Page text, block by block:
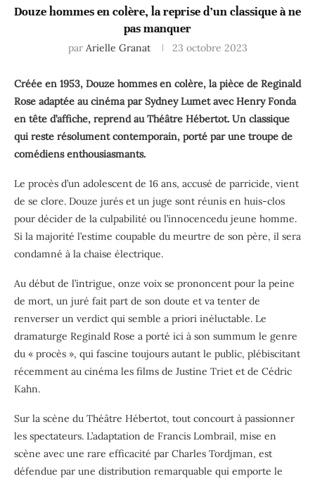
Douze hommes en colère, la reprise d’un classique à ne
pas manquer
par Arielle Granat 23 octobre 2023
Créée en 1953, Douze hommes en colère, la pièce de Reginald
Rose adaptée au cinéma par Sydney Lumet avec Henry Fonda
en tête d’affiche, reprend au Théâtre Hébertot. Un classique
qui reste résolument contemporain, porté par une troupe de
comédiens enthousiasmants.
Le procès d’un adolescent de 16 ans, accusé de parricide, vient
de se clore. Douze jurés et un juge sont réunis en huis-clos
pour décider de la culpabilité ou l’innocencedu jeune homme.
Si la majorité l’estime coupable du meurtre de son père, il sera
condamné à la chaise électrique.
Au début de l’intrigue, onze voix se prononcent pour la peine
de mort, un juré fait part de son doute et va tenter de
renverser un verdict qui semble a priori inéluctable. Le
dramaturge Reginald Rose a porté ici à son summum le genre
du « procès », qui fascine toujours autant le public, plébiscitant
récemment au cinéma les films de Justine Triet et de Cédric
Kahn.
Sur la scène du Théâtre Hébertot, tout concourt à passionner
les spectateurs. L’adaptation de Francis Lombrail, mise en
scène avec une rare efficacité par Charles Tordjman, est
défendue par une distribution remarquable qui emporte le